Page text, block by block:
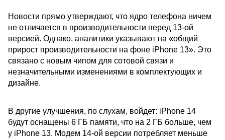
Новости прямо утверждают, что ядро телефона ничем
не отличается в производительности перед 13-ой
версией. Однако, аналитики указывают на «общий
прирост производительности на фоне iPhone 13». Это
связано с новым чипом для сотовой связи и
незначительными изменениями в комплектующих и
дизайне.
В другие улучшения, по слухам, войдет: iPhone 14
будут оснащены 6 ГБ памяти, что на 2 ГБ больше, чем
у iPhone 13. Модем 14-ой версии потребляет меньше